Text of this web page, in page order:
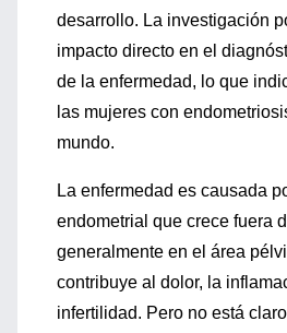
desarrollo. La investigación
impacto directo en el
de la enfermedad, lo que
las mujeres con
mundo.
La enfermedad es causada
endometrial que crece fuera
generalmente en el área
contribuye al dolor, la
infertilidad. Pero no está